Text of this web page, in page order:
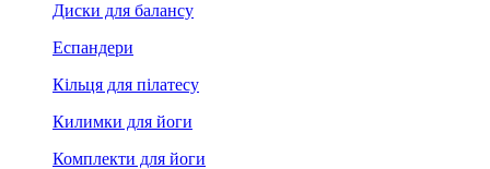
Диски для балансу
Еспандери
Кільця для пілатесу
Килимки для йоги
Комплекти для йоги